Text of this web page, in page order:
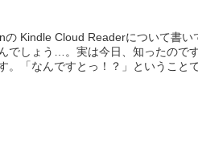
の Kindle Cloud Readerについて書い
でしょう…。実は今日、知ったので
。「なんですとっ！？」ということ